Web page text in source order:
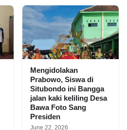
Mengidolakan
Prabowo, Siswa di
Situbondo ini Bangga
jalan kaki keliling Desa
Bawa Foto Sang
Presiden
June 22, 2026